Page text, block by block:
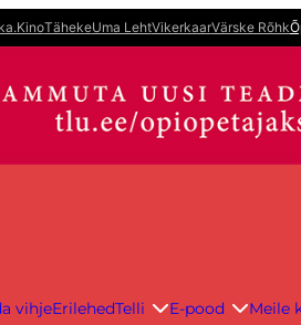
TähekeUma LehtVikerkaarVärske Rõhk
vihjeErilehedTelli E-pood Meile